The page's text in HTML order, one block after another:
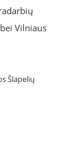
Vilniaus
Šlapelių